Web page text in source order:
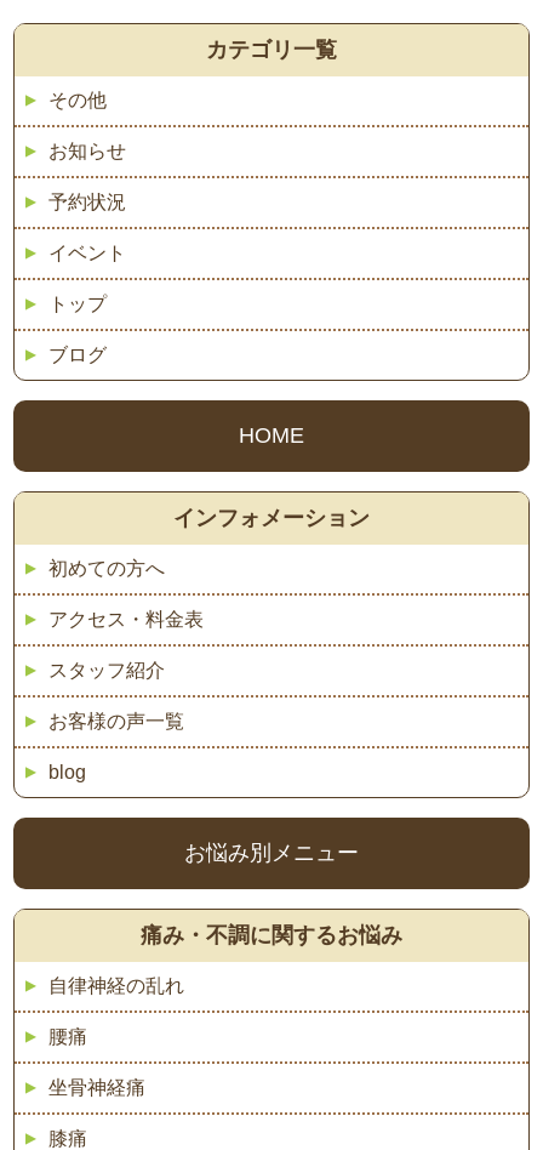
カテゴリ一覧
その他
お知らせ
予約状況
イベント
トップ
ブログ
HOME
インフォメーション
初めての方へ
アクセス・料金表
スタッフ紹介
お客様の声一覧
blog
お悩み別メニュー
痛み・不調に関するお悩み
自律神経の乱れ
腰痛
坐骨神経痛
膝痛